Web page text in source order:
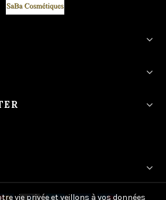
vie privée et veillons à vos données